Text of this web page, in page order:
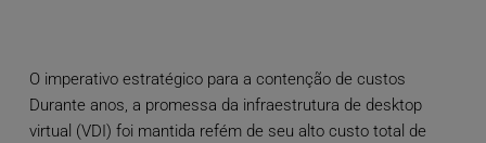
O imperativo estratégico para a contenção de custos
Durante anos, a promessa da infraestrutura de desktop
virtual (VDI) foi mantida refém de seu alto custo total de